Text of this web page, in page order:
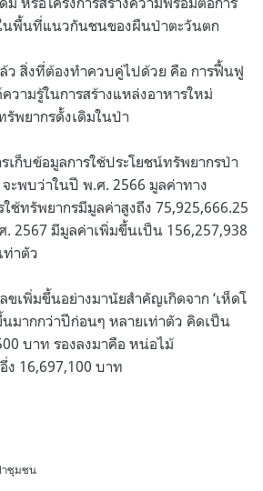
นพื้นที่แนวกันชนของผืนป่าตะวันตก
ว สิ่งที่ต้องทำควบคู่ไปด้วย คือ การฟื้นฟู
ามรู้ในการสร้างแหล่งอาหารใหม่
พยากรดั้งเดิมในป่า
เก็บข้อมูลการใช้ประโยชน์ทรัพยากรป่า
ะพบว่าในปี พ.ศ. 2566 มูลค่าทาง
ใช้ทรัพยากรมีมูลค่าสูงถึง 75,925,666.25
2567 มีมูลค่าเพิ่มขึ้นเป็น 156,257,938
ท่าตัว
เพิ่มขึ้นอย่างมานัยสำคัญเกิดจาก ‘เห็ดโ
นมากกว่าปีก่อนๆ หลายเท่าตัว คิดเป็น
บาท รองลงมาคือ หน่อไม้
ง 16,697,100 บาท
าชุมชน